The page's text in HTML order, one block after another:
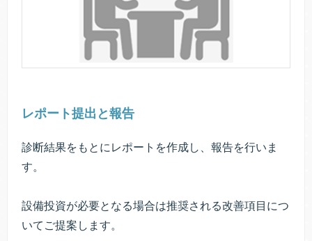
レポート提出と報告
診断結果をもとにレポートを作成し、報告を行いま
す。
設備投資が必要となる場合は推奨される改善項目につ
いてご提案します。